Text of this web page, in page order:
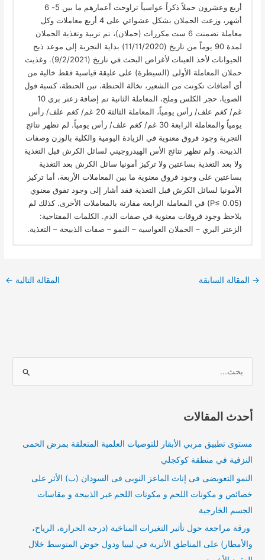
أربع وعشرون حملاً ذكراً عواسياً تراوحت أعمارهم ما بين 5- 6
أشهر، وزعت الحملان بشكل عشوائي على 4 أربع معاملات وكل
معاملة تضمنت 6 ست مكررات (حملان)، تم تربية وتغذية الحملان
لمدة 90 يوماً من تاريخ (11/11/2020) بداية التجربة إلى موعد ذبح
الحيوانات لأخذ العينات لأغراض البحث في تاريخ (9/2/2021). وغذيت
حملان المعاملة الأولى (السيطرة) على عليقة قياسية فقط خالية من
أي أضافات تكونت من الشعير، نخالة الحنطة، تبن الحنطة، كسبة فول
الصويا، حجر الكلس وملح، المعاملة الثانية تم إضافة زعتر بري 10
غم/ كغم علف/ رأس يومياً، المعاملة الثالثة 20 غم/ كغم علف/ رأس
يومياً والمعاملة الرابعة 30 غم/ كغم علف/ رأس يومياً. لم تظهر نتائج
التجربة وجود فروق معنوية في الزيادة اليومية والكلية بالوزن وصفات
الذبيحة. ولم تظهر نتائج الأس الهيدروجيني لسائل الكرش قبل التغذية
ولا بعد التغذية بساعتين ولا تركيز أمونيا سائل الكرش بعد التغذية
بساعتين على وجود فروق معنوية ما بين المعاملات الأربعة، أما تركيز
الأمونيا لسائل الكرش قبل التغذية فقد أشار إلى وجود تفوق معنوي
(P≤ 0.05) في المعاملة الرابعة مقارنة بالمعاملات الأخرى. كذلك لم
يلاحظ وجود فروقات معنوية في صفات الدم. الكلمات المفتاحية:
الزعتر البري – الحملان العواسية – النمو – صفات الذبيحة – التغذية.
→ المقالة السابقة المقالة التالية ←
ح
أحدث المقالات
مستوى تطبيق مربي الأبقار للتوصيات العلمية المتعلقة بمرض الحمى
النزفية في منطقة كوكجلي
النمو التعويضى فى إناث الماعز النوبى فى السودان (ب) الأثر على
خصائص و مكونات اللحم و مكونات اللحم غير الذبيحة و مقاسات
الجسم الخارجية
ورقة مراجعة حول تأثير التغيرات المناخية (درجة الحرارة، الرياح،
والأمطار) على المناطق الأثرية في ليبيا ودول حوض المتوسط خلال